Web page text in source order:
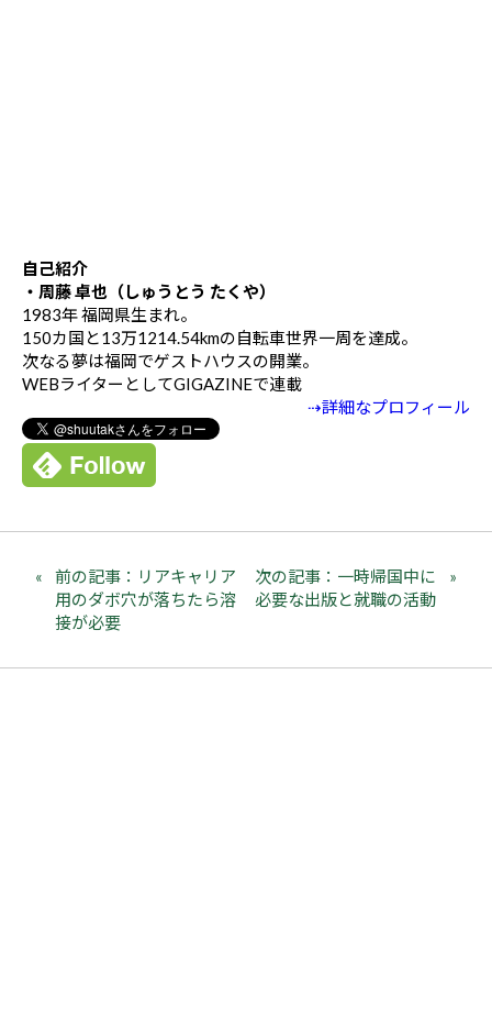
自己紹介
・周藤 卓也（しゅうとう たくや）
1983年 福岡県生まれ。
150カ国と13万1214.54kmの自転車世界一周を達成。
次なる夢は福岡でゲストハウスの開業。
WEBライターとしてGIGAZINEで連載
⇢詳細なプロフィール
前の記事：リアキャリア
用のダボ穴が落ちたら溶
接が必要
次の記事：一時帰国中に
必要な出版と就職の活動